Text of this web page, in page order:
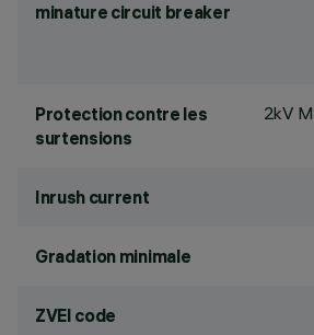
minature circuit breaker
Protection contre les
surtensions
2kV
Inrush current
Gradation minimale
ZVEI code